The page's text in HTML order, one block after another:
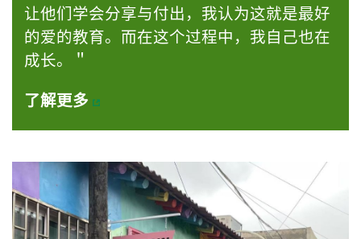
让他们学会分享与付出，我认为这就是最好
的爱的教育。而在这个过程中，我自己也在
成长。＂
了解更多